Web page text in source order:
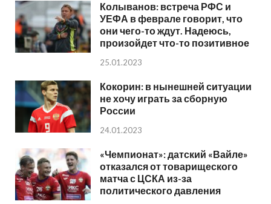
Колыванов: встреча РФС и
УЕФА в феврале говорит, что
они чего-то ждут. Надеюсь,
произойдет что-то позитивное
25.01.2023
Кокорин: в нынешней ситуации
не хочу играть за сборную
России
24.01.2023
«Чемпионат»: датский «Вайле»
отказался от товарищеского
матча с ЦСКА из-за
политического давления